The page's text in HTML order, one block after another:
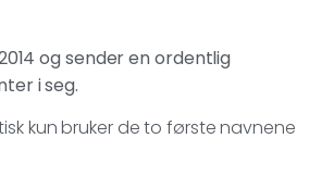
og sender en ordentlig
i seg.
kun bruker de to første navnene